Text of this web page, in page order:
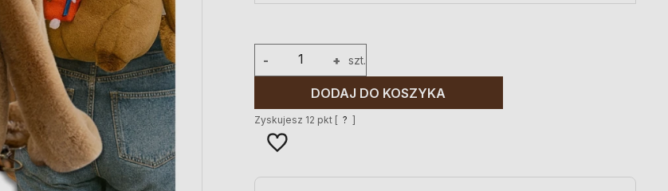
+
- szt.
DODAJ DO KOSZYKA
Zyskujesz 12 pkt [ ? ]